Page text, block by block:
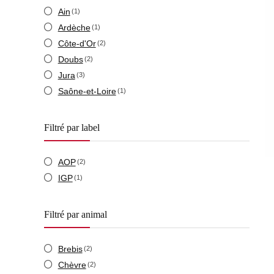
Ain (1)
Ardèche(1)
Côte-d'Or(2)
Doubs(2)
Jura (3)
Saône-et-Loire(1)
Filtré par label
AOP(2)
IGP(1)
Filtré par animal
Brebis(2)
Chèvre(2)